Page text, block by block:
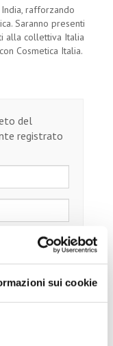
sui cookie
rafforzando
Saranno presenti
alla collettiva Italia
Cosmetica Italia.
del
registrato